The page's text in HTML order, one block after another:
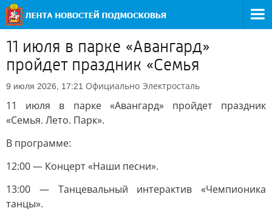
11 июля в парке «Авангард»
пройдет праздник «Семья
9 июля 2026, 17:21 Официально Электросталь
11 июля в парке «Авангард» пройдет праздник
«Семья. Лето. Парк».
В программе:
12:00 — Концерт «Наши песни».
13:00 — Танцевальный интерактив «Чемпионика
танцы».